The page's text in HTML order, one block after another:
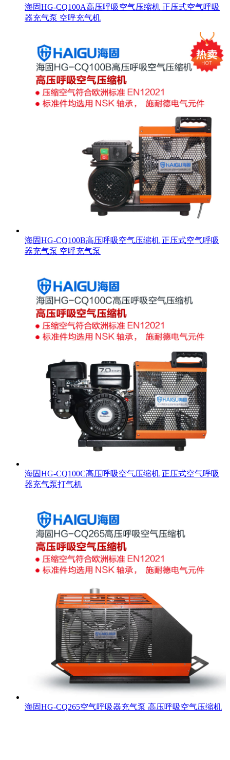
海固HG-CQ100A高压呼吸空气压缩机 正压式空气呼吸
器充气泵 空呼充气机
海固HG-CQ100B高压呼吸空气压缩机 正压式空气呼吸
器充气泵 空呼充气泵
海固HG-CQ100C高压呼吸空气压缩机 正压式空气呼吸
器充气泵打气机
海固HG-CQ265空气呼吸器充气泵 高压呼吸空气压缩机